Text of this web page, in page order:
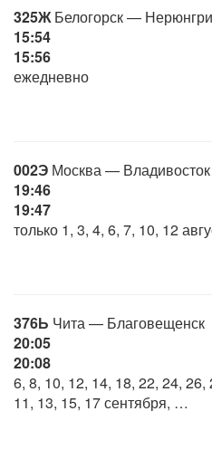
325ЖБелогорск — Нерюнгри
15:54
15:56
ежедневно
002Э Москва — Владивосток
19:46
19:47
только 1, 3, 4, 6, 7, 10, 12
376Ь Чита — Благовещенск
20:05
20:08
6, 8, 10, 12, 14, 18, 22, 24, 26,
11, 13, 15, 17 сентября, …